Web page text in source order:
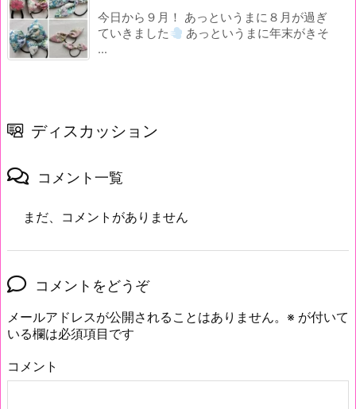
今日から９月！ あっというまに８月が過ぎ
ていきました
あっというまに年末がきそ
...
ディスカッション
コメント一覧
まだ、コメントがありません
コメントをどうぞ
メールアドレスが公開されることはありません。 ※ が付いて
いる欄は必須項目です
コメント